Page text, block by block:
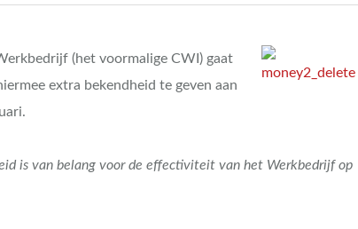
(het voormalige CWI) gaat
extra bekendheid te geven aan
is van belang voor de effectiviteit van het Werkbedrijf op